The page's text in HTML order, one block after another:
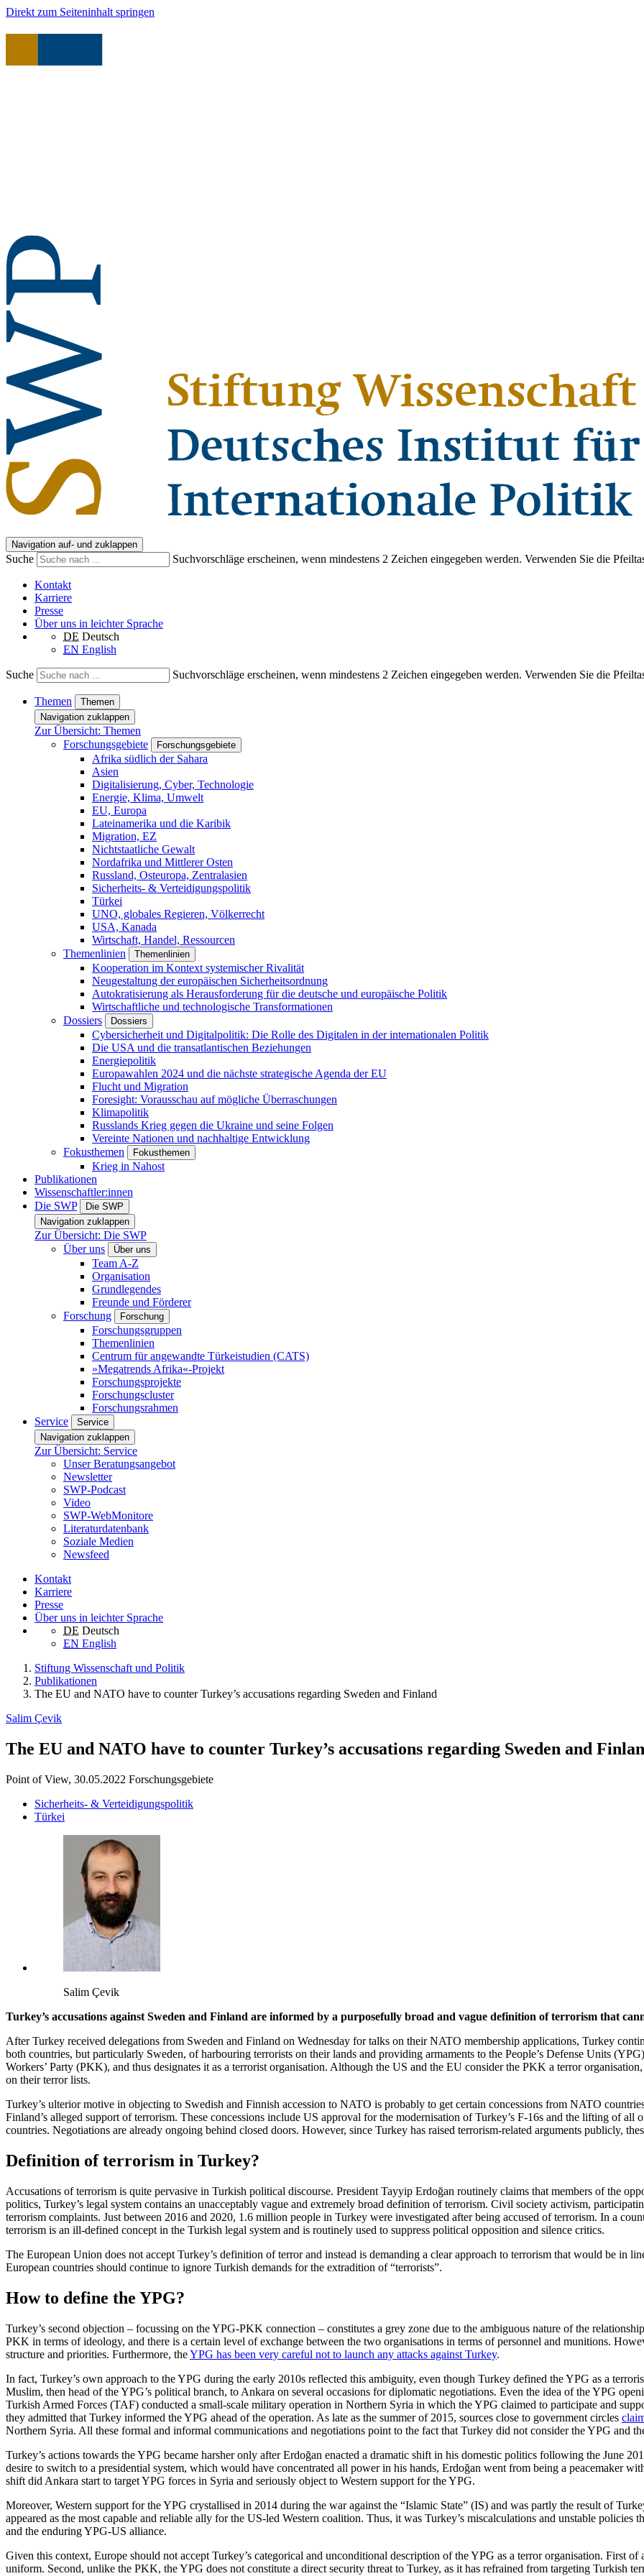
Direkt zum Seiteninhalt springen
Navigation auf- und zuklappen
Suche Suchvorschläge erscheinen, wenn mindestens 2 Zeichen eingegeben werden. Verwenden Sie die
Kontakt
Karriere
Presse
Über uns in leichter Sprache
DE Deutsch
EN English
Suche Suchvorschläge erscheinen, wenn mindestens 2 Zeichen eingegeben werden. Verwenden Sie die
Themen
Themen
Navigation zuklappen
Zur Übersicht: Themen
Forschungsgebiete
Forschungsgebiete
Afrika südlich der Sahara
Asien
Digitalisierung, Cyber, Technologie
Energie, Klima, Umwelt
EU, Europa
Lateinamerika und die Karibik
Migration, EZ
Nichtstaatliche Gewalt
Nordafrika und Mittlerer Osten
Russland, Osteuropa, Zentralasien
Sicherheits- & Verteidigungspolitik
Türkei
UNO, globales Regieren, Völkerrecht
USA, Kanada
Wirtschaft, Handel, Ressourcen
Themenlinien
Themenlinien
Kooperation im Kontext systemischer Rivalität
Neugestaltung der europäischen Sicherheitsordnung
Autokratisierung als Herausforderung für die deutsche und europäische Politik
Wirtschaftliche und technologische Transformationen
Dossiers
Dossiers
Cybersicherheit und Digitalpolitik: Die Rolle des Digitalen in der internationalen Politik
Die USA und die transatlantischen Beziehungen
Energiepolitik
Europawahlen 2024 und die nächste strategische Agenda der EU
Flucht und Migration
Foresight: Vorausschau auf mögliche Überraschungen
Klimapolitik
Russlands Krieg gegen die Ukraine und seine Folgen
Vereinte Nationen und nachhaltige Entwicklung
Fokusthemen
Fokusthemen
Krieg in Nahost
Publikationen
Wissenschaftler:innen
Die SWP
Die SWP
Navigation zuklappen
Zur Übersicht: Die SWP
Über uns
Über uns
Team A-Z
Organisation
Grundlegendes
Freunde und Förderer
Forschung
Forschung
Forschungsgruppen
Themenlinien
Centrum für angewandte Türkeistudien (CATS)
»Megatrends Afrika«-Projekt
Forschungsprojekte
Forschungscluster
Forschungsrahmen
Service
Service
Navigation zuklappen
Zur Übersicht: Service
Unser Beratungsangebot
Newsletter
SWP-Podcast
Video
SWP-WebMonitore
Literaturdatenbank
Soziale Medien
Newsfeed
Kontakt
Karriere
Presse
Über uns in leichter Sprache
DE Deutsch
EN English
Stiftung Wissenschaft und Politik
Publikationen
The EU and NATO have to counter Turkey’s accusations regarding Sweden and Finland
Salim Çevik
The EU and NATO have to counter Turkey’s accusations regarding Sweden and
Point of View, 30.05.2022 Forschungsgebiete
Sicherheits- & Verteidigungspolitik
Türkei
Salim Çevik
Turkey’s accusations against Sweden and Finland are informed by a purposefully broad and vague definition of terrorism that
After Turkey received delegations from Sweden and Finland on Wednesday for talks on their NATO membership applications, Turkey
both countries, but particularly Sweden, of harbouring terrorists on their lands and providing armaments to the People’s Defense Units
Workers’ Party (PKK), and thus designates it as a terrorist organisation. Although the US and the EU consider the PKK a terror
on their terror lists.
Turkey’s ulterior motive in objecting to Swedish and Finnish accession to NATO is probably to get certain concessions from NATO
Finland’s alleged support of terrorism. These concessions include US approval for the modernisation of Turkey’s F-16s and the lifting of
countries. Negotiations are already ongoing behind closed doors. However, since Turkey has raised terrorism-related arguments publicly,
Definition of terrorism in Turkey?
Accusations of terrorism is quite pervasive in Turkish political discourse. President Tayyip Erdoğan routinely claims that members of the
politics, Turkey’s legal system contains an unacceptably vague and extremely broad definition of terrorism. Civil society activism,
terrorism complaints. Just between 2016 and 2020, 1.6 million people in Turkey were investigated after being accused of terrorism. In a
terrorism is an ill-defined concept in the Turkish legal system and is routinely used to suppress political opposition and silence critics.
The European Union does not accept Turkey’s definition of terror and instead is demanding a clear approach to terrorism that would be in
European countries should continue to ignore Turkish demands for the extradition of “terrorists”.
How to define the YPG?
Turkey’s second objection – focussing on the YPG-PKK connection – constitutes a grey zone due to the ambiguous nature of the
PKK in terms of ideology, and there is a certain level of exchange between the two organisations in terms of personnel and munitions.
structure and priorities. Furthermore, theYPG has been very careful not to launch any attacks against Turkey.
In fact, Turkey’s own approach to the YPG during the early 2010s reflected this ambiguity, even though Turkey defined the YPG as a
Muslim, then head of the YPG’s political branch, to Ankara on several occasions for diplomatic negotiations. Even the idea of the YPG
Turkish Armed Forces (TAF) conducted a small-scale military operation in Northern Syria in which the YPG claimed to participate and
they admitted that Turkey informed the YPG ahead of the operation. As late as the summer of 2015, sources close to government circles
Northern Syria. All these formal and informal communications and negotiations point to the fact that Turkey did not consider the YPG and
Turkey’s actions towards the YPG became harsher only after Erdoğan enacted a dramatic shift in his domestic politics following the June
desire to switch to a presidential system, which would have concentrated all power in his hands, Erdoğan went from being a peacemaker
shift did Ankara start to target YPG forces in Syria and seriously object to Western support for the YPG.
Moreover, Western support for the YPG crystallised in 2014 during the war against the “Islamic State” (IS) and was partly the result of
appeared as the most capable and reliable ally for the US-led Western coalition. Thus, it was Turkey’s miscalculations and unstable policies
and the enduring YPG-US alliance.
Given this context, Europe should not accept Turkey’s categorical and unconditional description of the YPG as a terror organisation. First
uniform. Second, unlike the PKK, the YPG does not constitute a direct security threat to Turkey, as it has refrained from targeting Turkish